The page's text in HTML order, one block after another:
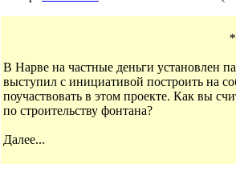
В Нарве на частные деньги установлен
выступил с инициативой построить на
поучаствовать в этом проекте. Как вы
по строительству фонтана?
Далее...